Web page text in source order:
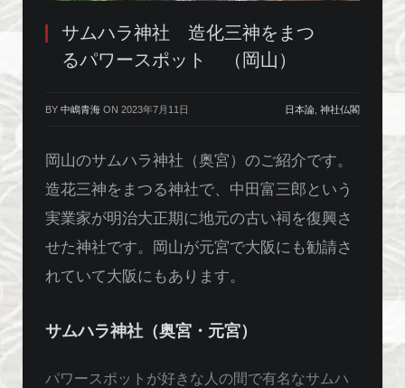
サムハラ神社 造化三神をまつ
るパワースポット （岡山）
BY 中嶋青海 ON 2023年7月11日 日本論 神社仏閣
岡山のサムハラ神社（奥宮）のご紹介です。
造花三神をまつる神社で、中田富三郎という
実業家が明治大正期に地元の古い祠を復興さ
せた神社です。岡山が元宮で大阪にも勧請さ
れていて大阪にもあります。
サムハラ神社（奥宮・元宮）
パワースポットが好きな人の間で有名なサムハ